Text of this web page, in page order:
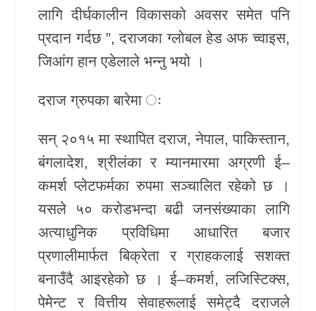
लागि दीर्घकालीन विकासको अवसर समेत पनि
प्रदान गर्दछ ”, दराजका ग्लोबल हेड अफ च्वाइस,
जिआंग हान एडेलाले भन्नु भयो ।
दराज ग्रुपका बारेमा ः
सन् २०१५ मा स्थापित दराज, नेपाल, पाकिस्तान,
बंगलादेश, श्रीलंका र म्यानमारमा अग्रणी ई–
कमर्श प्लेटफर्मका रुपमा सञ्चालित रहेको छ ।
यसले ५० करोडभन्दा बढी जनसंख्याका लागि
अत्याधुनिक प्रविधिमा आधारित बजार
प्रणालीमार्फत बिक्रेता र ग्राहकलाई सशक्त
बनाउँदै आइरहेको छ । ई–कमर्श, लजिस्टिक्स,
पेमेन्ट र वित्तीय सेवाहरूलाई समेट्दै दराजले